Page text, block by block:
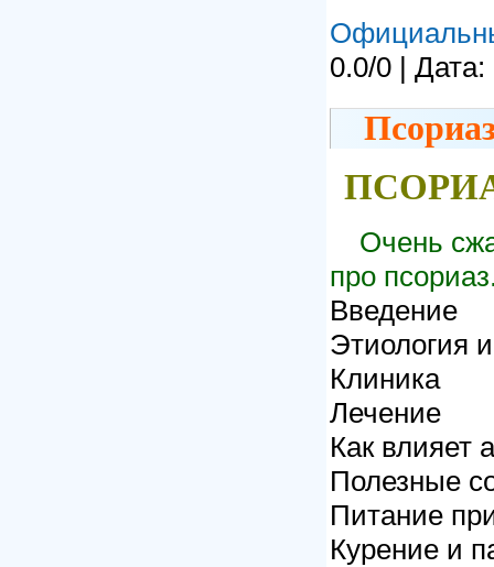
0.0/0 | Дата:
Очень
про
Введение
Этиология
Клиника
Лечение
Как влияет
Полезные
Питание
Курение и